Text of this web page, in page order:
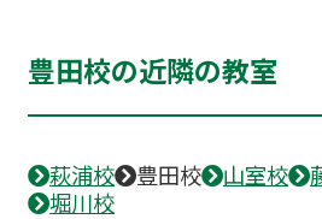
豊田校の近隣の教室
萩浦校 豊田校 山室校
堀川校